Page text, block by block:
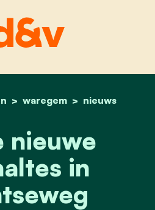
home
waregem nieuws
twee nieuwe bushaltes
nieuwe
in